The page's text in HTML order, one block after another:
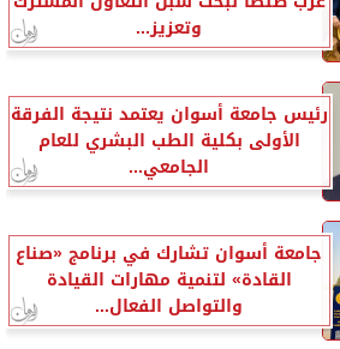
وتعزيز...
رئيس جامعة أسوان يعتمد نتيجة الفرقة
الأولى بكلية الطب البشري للعام
الجامعي...
جامعة أسوان تشارك في برنامج «صناع
القادة» لتنمية مهارات القيادة
والتواصل الفعال...